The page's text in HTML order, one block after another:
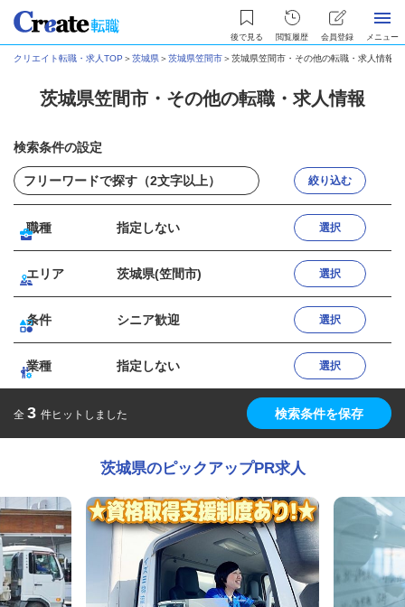
後で見る 閲覧履歴 会員登録 メニュー
クリエイト転職・求人TOP ＞茨城県＞茨城県笠間市＞茨城県笠間市・その他の転職・求人情報
茨城県笠間市・その他の転職・求人情報
検索条件の設定
絞り込む
職種 指定しない 選択
エリア 茨城県(笠間市) 選択
条件 シニア歓迎 選択
業種 指定しない 選択
全 3 件ヒットしました 検索条件を保存
茨城県のピックアップPR求人